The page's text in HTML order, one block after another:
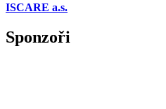
ISCARE a.s.
Sponzoři